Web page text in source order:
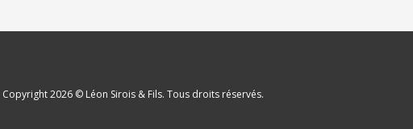
Copyright2026 © Léon Sirois & Fils. Tous droits réservés.